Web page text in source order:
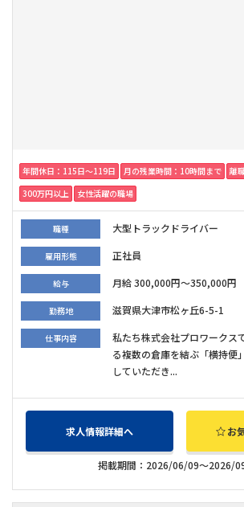
年間休日：115日〜119日 月の残業時間：10時間まで
離
300万円以上
女性活躍の職場
職種 大型トラックドライバー
雇用形態 正社員
給与 月給 300,000円～350,000円
勤務地 滋賀県大津市松ヶ丘6-5-1
仕事内容
私たち株式会社プロワークス
る複数の倉庫を結ぶ「横持便
していただき...
求人情報詳細へ お
掲載期間：2026/06/09～2026/